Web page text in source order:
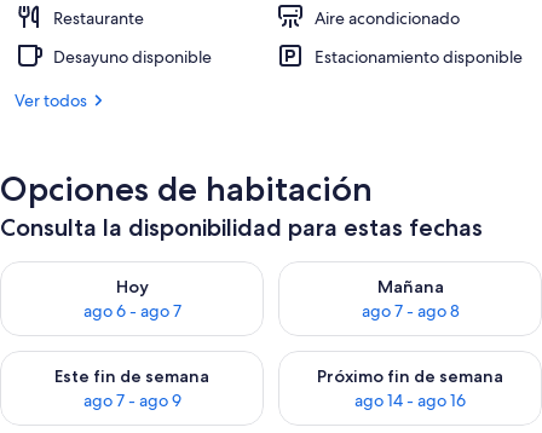
Restaurante
Aire acondicionado
Desayuno disponible
Estacionamiento disponible
Ver todos
Opciones de habitación
Consulta la disponibilidad para estas fechas
Hoy
ago 6 - ago 7
Consulta la disponibilidad para hoy ago 6 - ago 7
Mañana
ago 7 - ago 8
Consulta la disponibilidad
Este fin de semana
ago 7 - ago 9
Consulta la disponibilidad para este fin de semana ago 7 -
Próximo fin de semana
ago 14 - ago 16
Consulta la disponibilidad